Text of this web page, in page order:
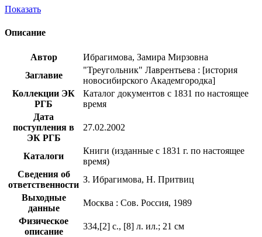
Показать
Описание
Автор
Ибрагимова, Замира Мирзовна
Заглавие
"Треугольник" Лаврентьева : [история
новосибирского Академгородка]
Коллекции ЭК
РГБ
Каталог документов с 1831 по настоящее
время
Дата
поступления в
ЭК РГБ
27.02.2002
Каталоги
Книги (изданные с 1831 г. по настоящее
время)
Сведения об
ответственности
З. Ибрагимова, Н. Притвиц
Выходные
данные
Москва : Сов. Россия, 1989
Физическое
описание
334,[2] с., [8] л. ил.; 21 см